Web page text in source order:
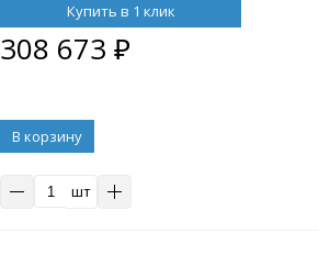
Купить в 1 клик
308 673 ₽
В корзину
шт